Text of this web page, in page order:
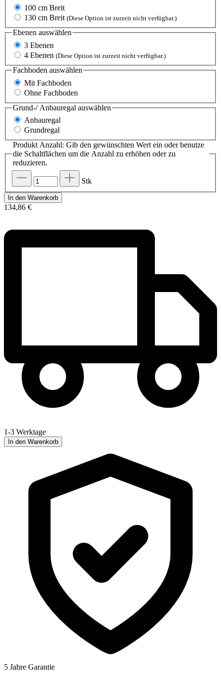
100 cm Breit
130 cm Breit (Diese Option ist zurzeit nicht verfügbar.)
Ebenen auswählen
3 Ebenen
4 Ebenen (Diese Option ist zurzeit nicht verfügbar.)
Fachboden auswählen
Mit Fachboden
Ohne Fachboden
Grund-/ Anbauregal auswählen
Anbauregal
Grundregal
Produkt Anzahl: Gib den gewünschten Wert ein oder benutze
die Schaltflächen um die Anzahl zu erhöhen oder zu
reduzieren.
Stk
In den Warenkorb
134,86 €
1-3 Werktage
In den Warenkorb
5 Jahre Garantie